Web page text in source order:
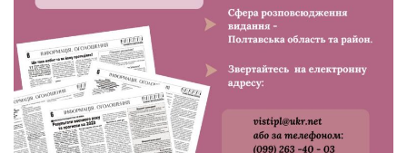
У Розсошенцях встановили
меморіальну дошку на честь
захисника Дениса Дудки
22.07.2026